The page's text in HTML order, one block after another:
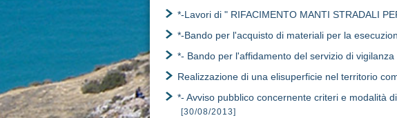
*-Lavori di " RIFACIMENTO MANTI STRADALI
*-Bando per l'acquisto di materiali per la
*- Bando per l'affidamento del servizio di
Realizzazione di una elisuperficie nel territorio
*- Avviso pubblico concernente criteri e modalità
[30/08/2013]